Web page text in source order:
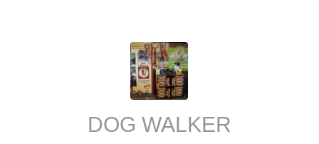
DOG WALKER